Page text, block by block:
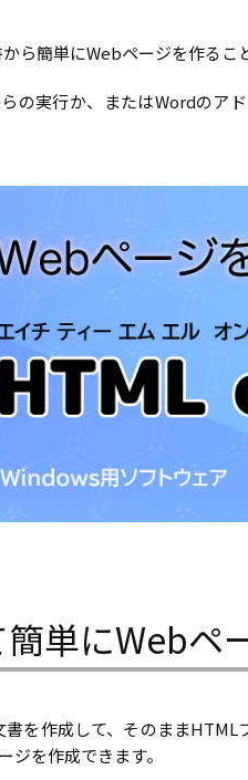
ら簡単にWebページを作るこ
の実行か、またはWordのア
単にWebペ
を作成して、そのままHTML
ジを作成できます。